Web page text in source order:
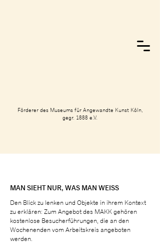
Förderer des Museums für Angewandte Kunst Köln,
gegr. 1888 e.V.
MAN SIEHT NUR, WAS MAN WEISS
Den Blick zu lenken und Objekte in ihrem Kontext
zu erklären: Zum Angebot des MAKK gehören
kostenlose Besucherführungen, die an den
Wochenenden vom Arbeitskreis angeboten
werden.